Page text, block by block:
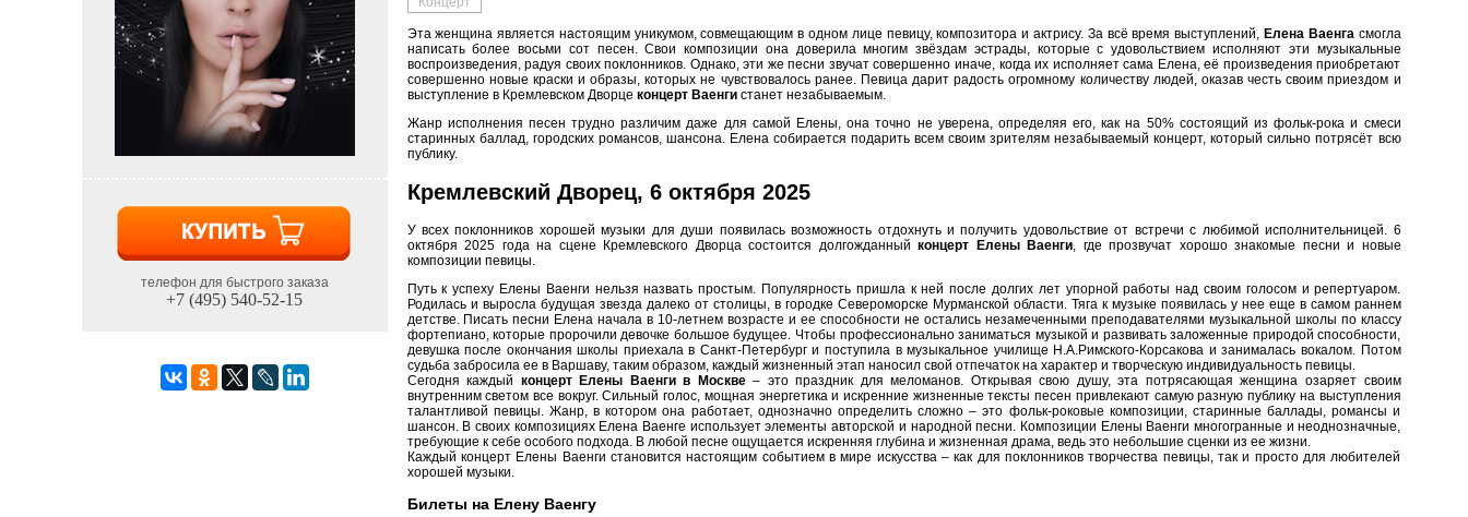
телефон для быстрого заказа
+7 (495) 540-52-15
Эта женщина является настоящим уникумом, совмещающим в одном лице певицу, композитора и актрису. За всё время выступлений, Елена Ваенгасмогла
написать более восьми сот песен. Свои композиции она доверила многим звёздам эстрады, которые с удовольствием исполняют эти музыкальные
воспроизведения, радуя своих поклонников. Однако, эти же песни звучат совершенно иначе, когда их исполняет сама Елена, её произведения приобретают
совершенно новые краски и образы, которых не чувствовалось ранее. Певица дарит радость огромному количеству людей, оказав честь своим приездом и
выступление в Кремлевском Дворце концерт Ваенгистанет незабываемым.
Жанр исполнения песен трудно различим даже для самой Елены, она точно не уверена, определяя его, как на 50% состоящий из фольк-рока и смеси
старинных баллад, городских романсов, шансона. Елена собирается подарить всем своим зрителям незабываемый концерт, который сильно потрясёт всю
публику.
Кремлевский Дворец, 6 октября 2025
У всех поклонников хорошей музыки для души появилась возможность отдохнуть и получить удовольствие от встречи с любимой исполнительницей. 6
октября 2025 года на сцене Кремлевского Дворца состоится долгожданный концерт Елены Ваенги, где прозвучат хорошо знакомые песни и новые
композиции певицы.
Путь к успеху Елены Ваенги нельзя назвать простым. Популярность пришла к ней после долгих лет упорной работы над своим голосом и репертуаром.
Родилась и выросла будущая звезда далеко от столицы, в городке Североморске Мурманской области. Тяга к музыке появилась у нее еще в самом раннем
детстве. Писать песни Елена начала в 10-летнем возрасте и ее способности не остались незамеченными преподавателями музыкальной школы по классу
фортепиано, которые пророчили девочке большое будущее. Чтобы профессионально заниматься музыкой и развивать заложенные природой способности,
девушка после окончания школы приехала в Санкт-Петербург и поступила в музыкальное училище Н.А.Римского-Корсакова и занималась вокалом. Потом
судьба забросила ее в Варшаву, таким образом, каждый жизненный этап наносил свой отпечаток на характер и творческую индивидуальность певицы.
Сегодня каждый концерт Елены Ваенги в Москве– это праздник для меломанов. Открывая свою душу, эта потрясающая женщина озаряет своим
внутренним светом все вокруг. Сильный голос, мощная энергетика и искренние жизненные тексты песен привлекают самую разную публику на выступления
талантливой певицы. Жанр, в котором она работает, однозначно определить сложно – это фольк-роковые композиции, старинные баллады, романсы и
шансон. В своих композициях Елена Ваенге использует элементы авторской и народной песни. Композиции Елены Ваенги многогранные и неоднозначные,
требующие к себе особого подхода. В любой песне ощущается искренняя глубина и жизненная драма, ведь это небольшие сценки из ее жизни.
Каждый концерт Елены Ваенги становится настоящим событием в мире искусства – как для поклонников творчества певицы, так и просто для любителей
хорошей музыки.
Билеты на Елену Ваенгу